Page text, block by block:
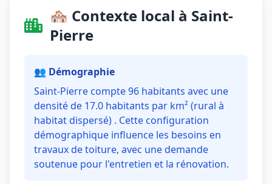
🏘️ Contexte local à Saint-
Pierre
👥 Démographie
Saint-Pierre compte 96 habitants avec une
densité de 17.0 habitants par km² (rural à
habitat dispersé) . Cette configuration
démographique influence les besoins en
travaux de toiture, avec une demande
soutenue pour l'entretien et la rénovation.